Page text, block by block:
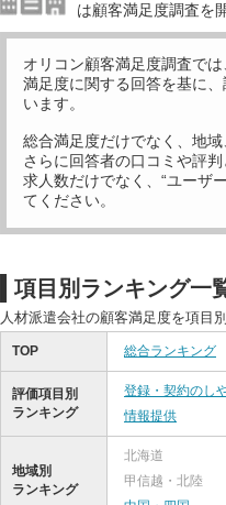
は顧客満足度調査を
オリコン顧客満足度調査で
満足度に関する回答を基に
います。
総合満足度だけでなく、地
さらに回答者の口コミや評
求人数だけでなく、“ユーザ
てください。
項目別ランキング一
人材派遣会社の顧客満足度を項目
TOP 総合ランキング
評価項目別
ランキング
登録・契約のし
情報提供
地域別
ランキング
北海道
甲信越・北陸